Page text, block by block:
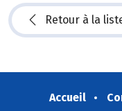
Retour à la
Accueil